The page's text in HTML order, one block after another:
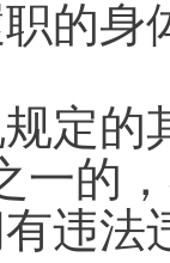
的身
定的
一的
有违